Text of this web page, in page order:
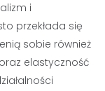
i
przekłada się
sobie również
elastyczność